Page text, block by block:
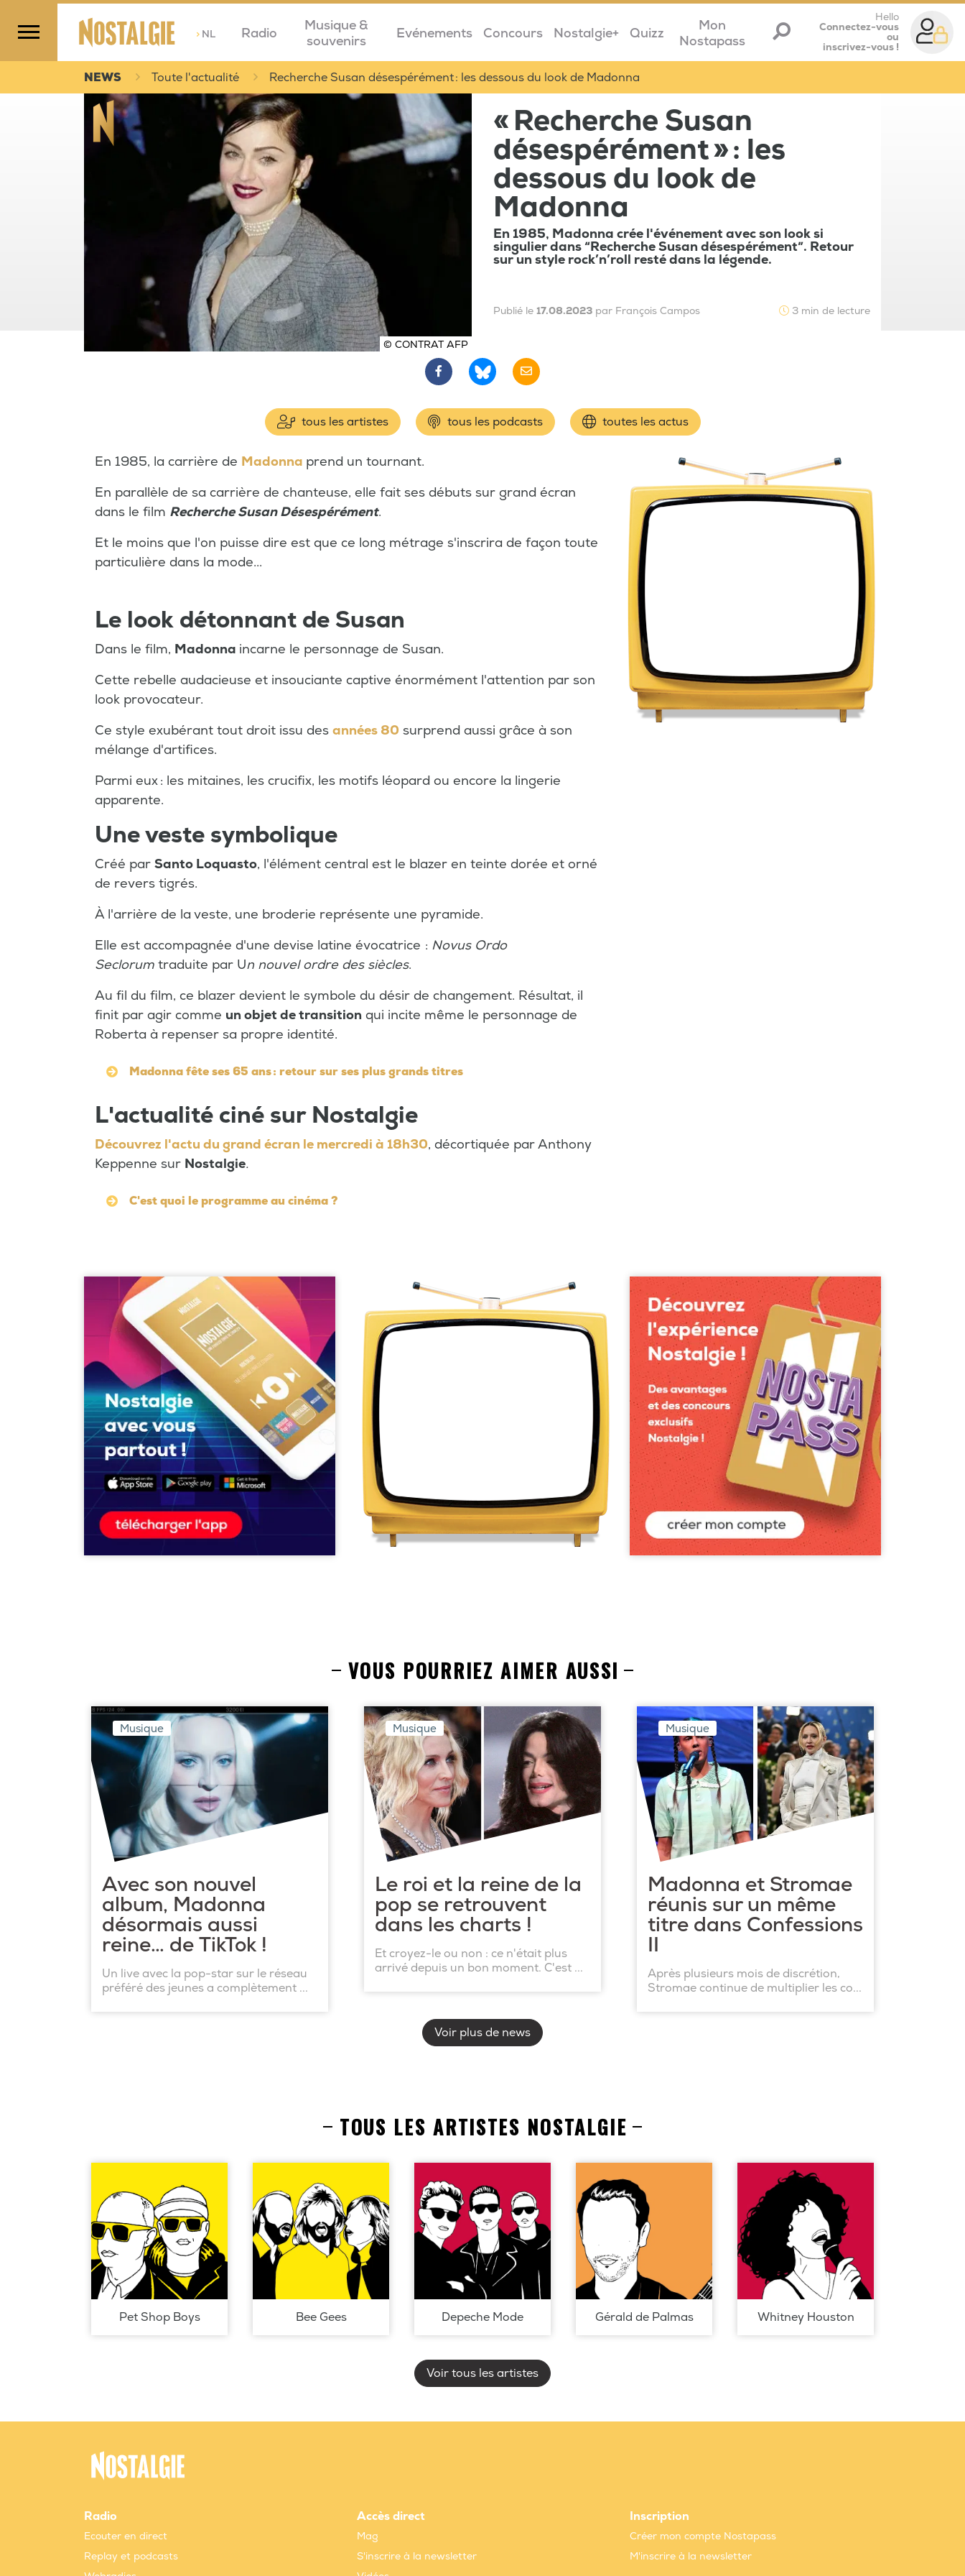
>NL Radio
Musique &
souvenirs
Evénements Concours Nostalgie+ Quizz
Mon
Nostapass
Hello
Connectez-vous
ou
inscrivez-vous !
NEWS Toute l'actualité Recherche Susan désespérément : les dessous du look de Madonna
© CONTRAT AFP
« Recherche Susan
désespérément » : les
dessous du look de
Madonna
En 1985, Madonna crée l'événement avec son look si
singulier dans “Recherche Susan désespérément”. Retour
sur un style rock’n’roll resté dans la légende.
Publié le 17.08.2023 par François Campos 3 min de lecture
tous les artistes tous les podcasts toutes les actus
En 1985, la carrière de Madonna prend un tournant.
En parallèle de sa carrière de chanteuse, elle fait ses débuts sur grand écran
dans le film Recherche Susan Désespérément.
Et le moins que l'on puisse dire est que ce long métrage s'inscrira de façon toute
particulière dans la mode...
Le look détonnant de Susan
Dans le film, Madonna incarne le personnage de Susan.
Cette rebelle audacieuse et insouciante captive énormément l'attention par son
look provocateur.
Ce style exubérant tout droit issu des années 80 surprend aussi grâce à son
mélange d'artifices.
Parmi eux : les mitaines, les crucifix, les motifs léopard ou encore la lingerie
apparente.
Une veste symbolique
Créé par Santo Loquasto, l'élément central est le blazer en teinte dorée et orné
de revers tigrés.
À l'arrière de la veste, une broderie représente une pyramide.
Elle est accompagnée d'une devise latine évocatrice : Novus Ordo
Seclorum traduite par Un nouvel ordre des siècles.
Au fil du film, ce blazer devient le symbole du désir de changement. Résultat, il
finit par agir comme un objet de transition qui incite même le personnage de
Roberta à repenser sa propre identité.
Madonna fête ses 65 ans : retour sur ses plus grands titres
L'actualité ciné sur Nostalgie
Découvrez l'actu du grand écran le mercredi à 18h30, décortiquée par Anthony
Keppenne sur Nostalgie.
C'est quoi le programme au cinéma ?
VOUS POURRIEZ AIMER AUSSI
Musique
Avec son nouvel
album, Madonna
désormais aussi
reine… de TikTok !
Un live avec la pop-star sur le réseau
préféré des jeunes a complètement ...
Musique
Le roi et la reine de la
pop se retrouvent
dans les charts !
Et croyez-le ou non : ce n'était plus
arrivé depuis un bon moment. C'est ...
Musique
Madonna et Stromae
réunis sur un même
titre dans Confessions
II
Après plusieurs mois de discrétion,
Stromae continue de multiplier les co...
Voir plus de news
TOUS LES ARTISTES NOSTALGIE
Pet Shop Boys Bee Gees Depeche Mode Gérald de Palmas Whitney Houston
Voir tous les artistes
Radio
Ecouter en direct
Replay et podcasts
Accès direct
Mag
S'inscrire à la newsletter
Inscription
Créer mon compte Nostapass
M'inscrire à la newsletter